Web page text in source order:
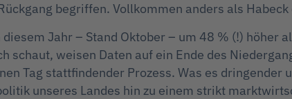
begriffen. Vollkommen anders als
Jahr – Stand Oktober – um 48 % (!) höher
schaut, weisen Daten auf ein Ende des
Tag stattfindender Prozess. Was es
unseres Landes hin zu einem strikt